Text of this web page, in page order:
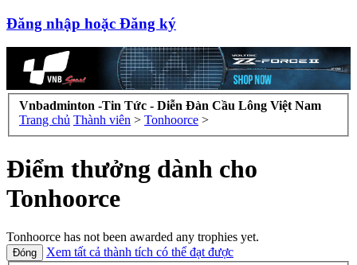
Đăng nhập hoặc Đăng ký
Vnbadminton -Tin Tức - Diễn Đàn Cầu Lông Việt Nam
Trang chủ Thành viên > Tonhoorce >
Điểm thưởng dành cho
Tonhoorce
Tonhoorce has not been awarded any trophies yet.
Xem tất cả thành tích có thể đạt được